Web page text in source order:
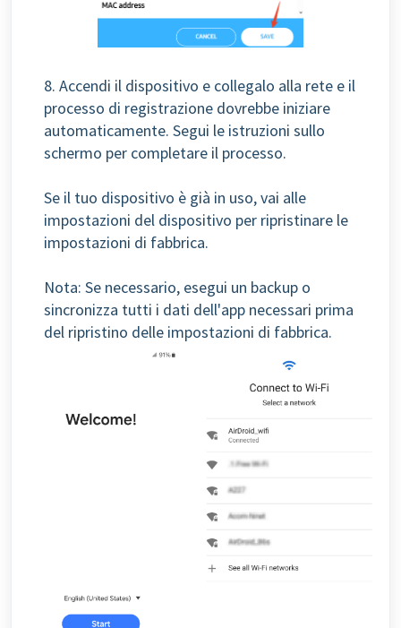
8. Accendi il dispositivo e collegalo alla rete e il
processo di registrazione dovrebbe iniziare
automaticamente. Segui le istruzioni sullo
schermo per completare il processo.
Se il tuo dispositivo è già in uso, vai alle
impostazioni del dispositivo per ripristinare le
impostazioni di fabbrica.
Nota: Se necessario, esegui un backup o
sincronizza tutti i dati dell'app necessari prima
del ripristino delle impostazioni di fabbrica.